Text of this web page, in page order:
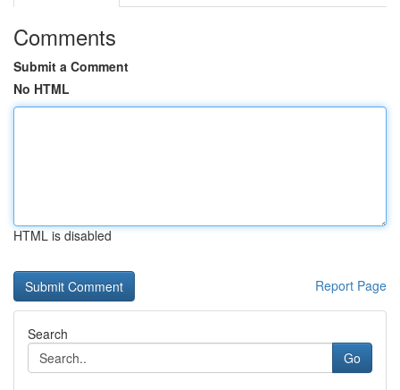
Comments
Submit a Comment
No HTML
HTML is disabled
Report Page
Search
Go